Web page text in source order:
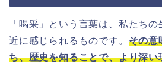
「喝采」という言葉は、私たち
近に感じられるものです。 その意
ち、歴史を知ることで、より深